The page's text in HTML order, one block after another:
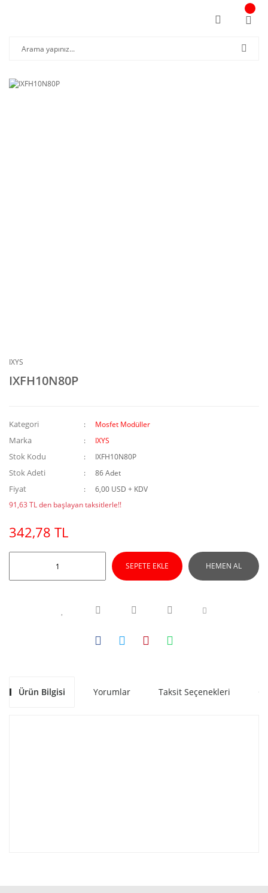
IXYS
IXFH10N80P
Kategori Mosfet Modüller
Marka IXYS
Stok Kodu IXFH10N80P
Stok Adeti 86 Adet
Fiyat
6,00 USD + KDV
91,63 TL den başlayan taksitlerle!!
342,78 TL
SEPETE EKLE HEMEN AL
Ürün Bilgisi Yorumlar Taksit Seçenekleri